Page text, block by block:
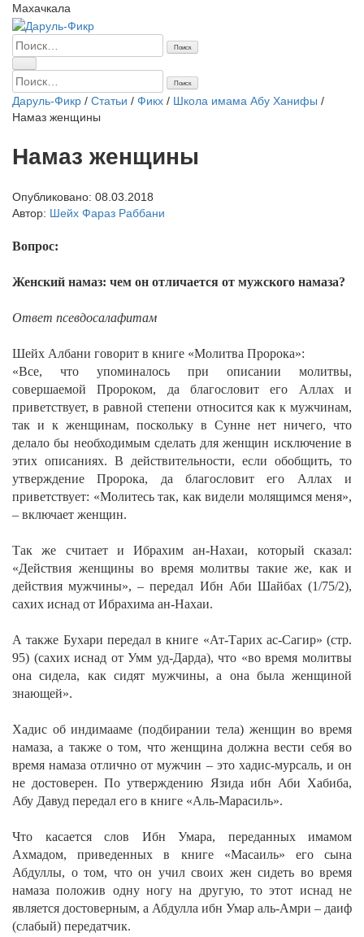
Махачкала
Найти:
Найти:
Даруль-Фикр / Статьи / Фикх / Школа имама Абу Ханифы /
Намаз женщины
Намаз женщины
Опубликовано: 08.03.2018
Автор: Шейх Фараз Раббани
Вопрос:
Женский намаз: чем он отличается от мужского намаза?
Ответ псевдосалафитам
Шейх Албани говорит в книге «Молитва Пророка»:
«Все, что упоминалось при описании молитвы,
совершаемой Пророком, да благословит его Аллах и
приветствует, в равной степени относится как к мужчинам,
так и к женщинам, поскольку в Сунне нет ничего, что
делало бы необходимым сделать для женщин исключение в
этих описаниях. В действительности, если обобщить, то
утверждение Пророка, да благословит его Аллах и
приветствует: «Молитесь так, как видели молящимся меня»,
– включает женщин.
Так же считает и Ибрахим ан-Нахаи, который сказал:
«Действия женщины во время молитвы такие же, как и
действия мужчины», – передал Ибн Аби Шайбах (1/75/2),
сахих иснад от Ибрахима ан-Нахаи.
А также Бухари передал в книге «Ат-Тарих ас-Сагир» (стр.
95) (сахих иснад от Умм уд-Дарда), что «во время молитвы
она сидела, как сидят мужчины, а она была женщиной
знающей».
Хадис об индимааме (подбирании тела) женщин во время
намаза, а также о том, что женщина должна вести себя во
время намаза отлично от мужчин – это хадис-мурсаль, и он
не достоверен. По утверждению Язида ибн Аби Хабиба,
Абу Давуд передал его в книге «Аль-Марасиль».
Что касается слов Ибн Умара, переданных имамом
Ахмадом, приведенных в книге «Масаиль» его сына
Абдуллы, о том, что он учил своих жен сидеть во время
намаза положив одну ногу на другую, то этот иснад не
является достоверным, а Абдулла ибн Умар аль-Амри – даиф
(слабый) передатчик.